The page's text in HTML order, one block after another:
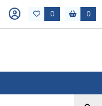
0 0